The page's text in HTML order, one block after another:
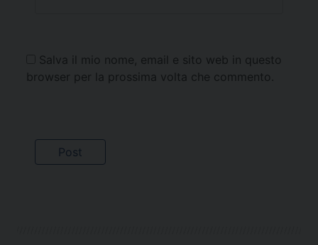
Salva il mio nome, email e sito web in questo
browser per la prossima volta che commento.